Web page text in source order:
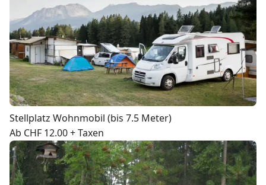
Stellplatz Wohnmobil (bis 7.5 Meter)
Ab CHF 12.00 + Taxen